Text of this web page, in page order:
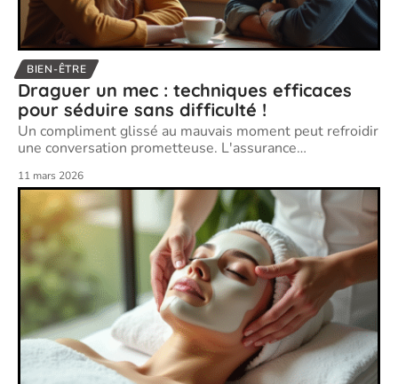
BIEN-ÊTRE
Draguer un mec : techniques efficaces
pour séduire sans difficulté !
Un compliment glissé au mauvais moment peut refroidir
une conversation prometteuse. L'assurance…
11 mars 2026